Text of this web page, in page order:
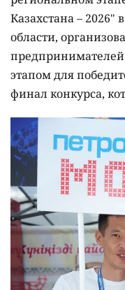
Казахстана – 2026"
области,
этапом для
финал конкурса,